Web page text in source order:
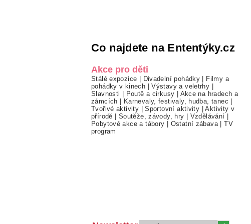
Co najdete na Ententýky.cz
Akce pro děti
Stálé expozice | Divadelní pohádky | Filmy a
pohádky v kinech |Výstavy a veletrhy |
Slavnosti | Poutě a cirkusy | Akce na hradech a
zámcích | Karnevaly, festivaly, hudba, tanec |
Tvořivé aktivity |Sportovní aktivity |Aktivity v
přírodě | Soutěže, závody, hry | Vzdělávání |
Pobytové akce a tábory | Ostatní zábava |TV
program